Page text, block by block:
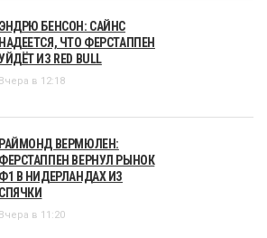
ЭНДРЮ БЕНСОН: САЙНС
НАДЕЕТСЯ, ЧТО ФЕРСТАППЕН
ИЗ RED BULL
Вчера в 12:18
РАЙМОНД ВЕРМЮЛЕН:
ФЕРСТАППЕН ВЕРНУЛ РЫНОК
Ф1 В НИДЕРЛАНДАХ ИЗ
СПЯЧКИ
Вчера в 11:20